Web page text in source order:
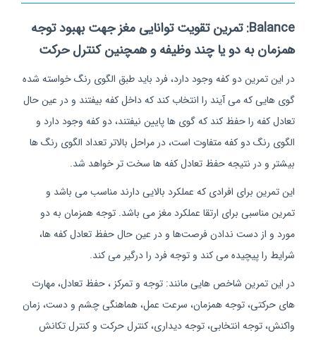
Balance: تمرین تقویت توانایی مغز جهت بهبود توجه
همزمان به دو یا چند وظیفه و همچنین کنترل حرکت
در این تمرین دو کفه وجود دارد، فرد باید طبق الگوی رنگ خواسته شده
گوی هایی که می آیند را انتخاب کند که داخل کفه بیفتند و در عین حال
تعادل کفه را حفظ کند که گوی ها پایین نیفتند، دو کفه وجود دارد و
الگوی رنگ دو کفه متفاوت است، در مراحل بالاتر تعداد الگوی رنگ ها
بیشتر و در نتیجه حفظ تعادل کفه ها سخت تر خواهد شد.
این تمرین برای افرادی که عملکرد بالایی دارند مناسب می باشد و
تمرین مناسبی برای ارتقا عملکرد مغز می باشد. توجه همزمان به دو
مورد و از دست ندادن فرصت‌ها و در عین حال حفظ تعادل کفه ها،
شرایط را پیچیده می کند و توجه فرد را درگیر می کند.
در این تمرین شاخص هایی مانند: توجه و تمرکز ، حفظ تعادل، مهارت
های حرکتی، توجه همزمان، سرعت عمل، هماهنگی چشم و دست، زمان
واکنش، توجه انتخابی، توجه دیداری، کنترل حرکت و کنترل تکانش